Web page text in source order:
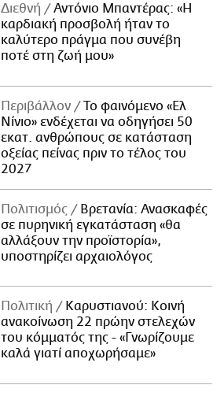
Διεθνή
Αντόνιο Μπαντέρας: «Η
καρδιακή προσβολή ήταν το
καλύτερο πράγμα που συνέβη
ποτέ στη ζωή μου»
Περιβάλλον
Το φαινόμενο «Ελ
Νίνιο» ενδέχεται να οδηγήσει 50
εκατ. ανθρώπους σε κατάσταση
οξείας πείνας πριν το τέλος του
2027
Πολιτισμός
Βρετανία: Ανασκαφές
σε πυρηνική εγκατάσταση «θα
αλλάξουν την προϊστορία»,
υποστηρίζει αρχαιολόγος
Πολιτική
Καρυστιανού: Κοινή
ανακοίνωση 22 πρώην στελεχών
του κόμματός της - «Γνωρίζουμε
καλά γιατί αποχωρήσαμε»